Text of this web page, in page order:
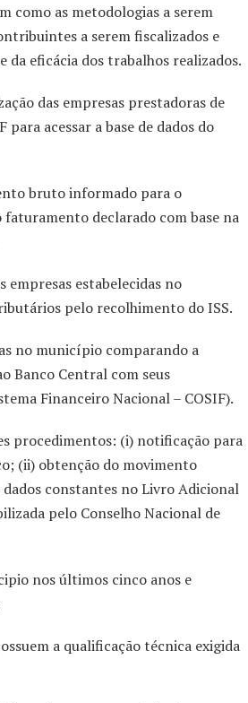
como as metodologias a serem
a serem fiscalizados e
eficácia dos trabalhos realizados.
das empresas prestadoras de
acessar a base de dados do
bruto informado para o
declarado com base na
estabelecidas no
pelo recolhimento do ISS.
no município comparando a
Banco Central com seus
Financeiro Nacional – COSIF).
procedimentos: (i) notificação para
(ii) obtenção do movimento
constantes no Livro Adicional
pelo Conselho Nacional de
nos últimos cinco anos e
a qualificação técnica exigida